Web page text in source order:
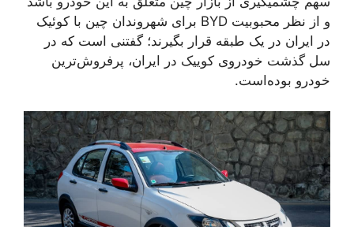
و از نظر محبوبیت BYD برای شهروندان چین با کوئیک
در ایران در یک طبقه قرار بگیرند؛ گفتنی است که در
سل گذشت خودروی کوییک در ایران، پرفروش‌ترین
خودرو بوده‌است.